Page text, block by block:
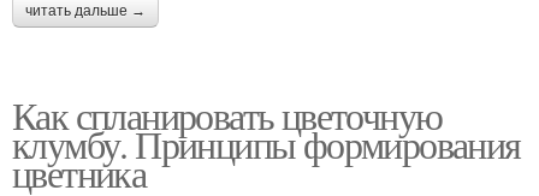
читать дальше →
Как спланировать цветочную
клумбу. Принципы формирования
цветника